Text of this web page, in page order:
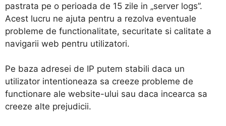
pastrata pe o perioada de 15 zile in „server logs”.
Acest lucru ne ajuta pentru a rezolva eventuale
probleme de functionalitate, securitate si calitate a
navigarii web pentru utilizatori.
Pe baza adresei de IP putem stabili daca un
utilizator intentioneaza sa creeze probleme de
functionare ale website-ului sau daca incearca sa
creeze alte prejudicii.